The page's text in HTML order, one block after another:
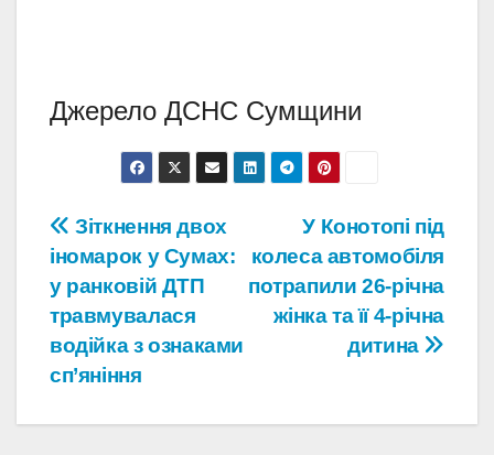
Джерело ДСНС Сумщини
Навігація
записів
У Конотопі під
колеса автомобіля
потрапили 26-річна
жінка та її 4-річна
дитина
Зіткнення двох
іномарок у Сумах:
у ранковій ДТП
травмувалася
водійка з ознаками
сп’яніння